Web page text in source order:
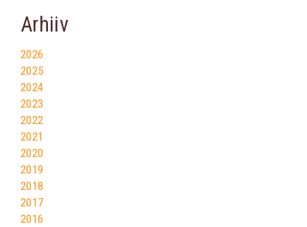
Arhiiv
2026
2025
2024
2023
2022
2021
2020
2019
2018
2017
2016